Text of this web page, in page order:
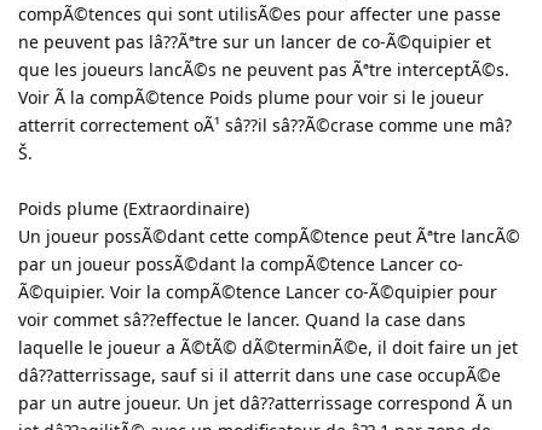
compÃ©tences qui sont utilisÃ©es pour affecter une passe
ne peuvent pas lâ??Ãªtre sur un lancer de co-Ã©quipier et
que les joueurs lancÃ©s ne peuvent pas Ãªtre interceptÃ©s.
Voir Ã la compÃ©tence Poids plume pour voir si le joueur
atterrit correctement oÃ¹ sâ??il sâ??Ã©crase comme une mâ?
Š.
Poids plume (Extraordinaire)
Un joueur possÃ©dant cette compÃ©tence peut Ãªtre lancÃ©
par un joueur possÃ©dant la compÃ©tence Lancer co-
Ã©quipier. Voir la compÃ©tence Lancer co-Ã©quipier pour
voir commet sâ??effectue le lancer. Quand la case dans
laquelle le joueur a Ã©tÃ© dÃ©terminÃ©e, il doit faire un jet
dâ??atterrissage, sauf si il atterrit dans une case occupÃ©e
par un autre joueur. Un jet dâ??atterrissage correspond Ã un